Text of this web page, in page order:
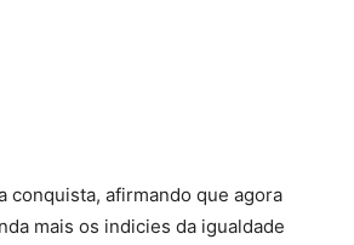
conquista, afirmando que agora
mais os indicies da igualdade